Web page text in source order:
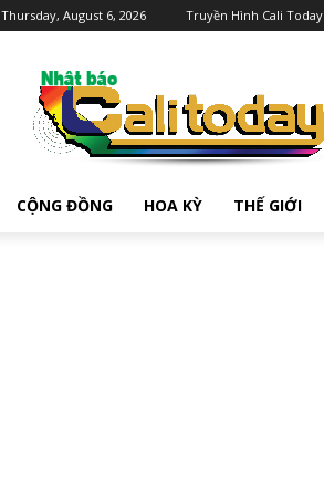
Thursday, August 6, 2026 Truyền Hình Cali Today
CỘNG ĐỒNG HOA KỲ THẾ GIỚI